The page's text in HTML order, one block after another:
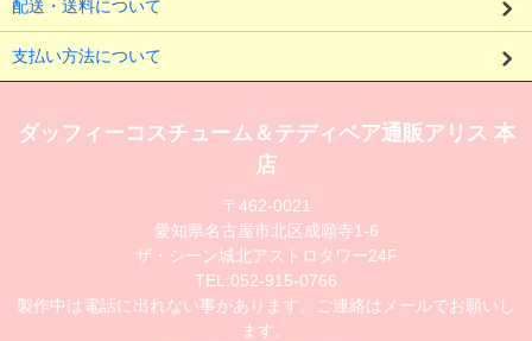
配送・送料について
支払い方法について
ダッフィーコスチューム＆テディベア通販アリス 本
店
〒462-0021
愛知県名古屋市北区成願寺1-6
ザ・シーン城北アストロタワー24F
TEL:052-915-0766
製作中は電話に出れない事があります。ご連絡はメールでお願いし
ます。